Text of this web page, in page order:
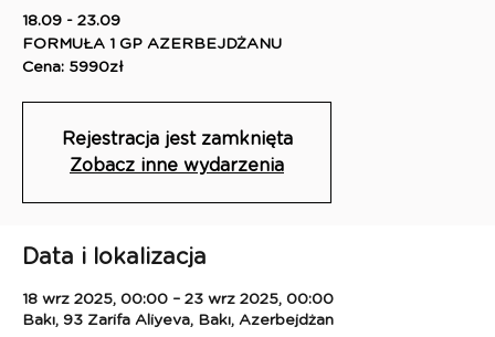
18.09 - 23.09
FORMUŁA 1 GP AZERBEJDŻANU
Cena: 5990zł
Rejestracja jest zamknięta
Zobacz inne wydarzenia
Data i lokalizacja
18 wrz 2025, 00:00 – 23 wrz 2025, 00:00
Bakı, 93 Zarifa Aliyeva, Bakı, Azerbejdżan